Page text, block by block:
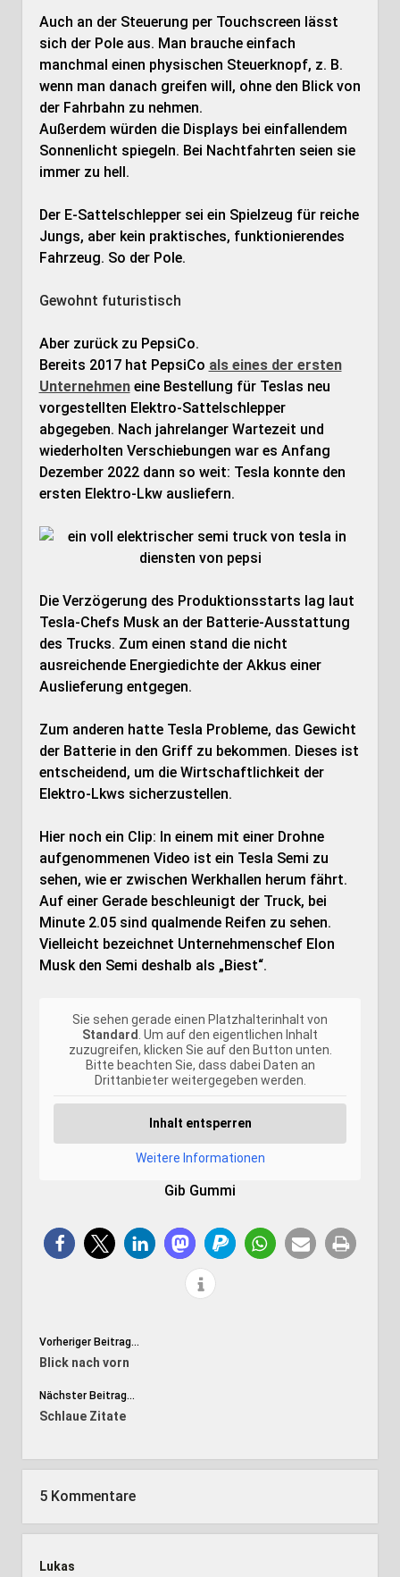
Auch an der Steuerung per Touchscreen lässt
sich der Pole aus. Man brauche einfach
manchmal einen physischen Steuerknopf, z. B.
wenn man danach greifen will, ohne den Blick von
der Fahrbahn zu nehmen.
Außerdem würden die Displays bei einfallendem
Sonnenlicht spiegeln. Bei Nachtfahrten seien sie
immer zu hell.
Der E-Sattelschlepper sei ein Spielzeug für reiche
Jungs, aber kein praktisches, funktionierendes
Fahrzeug. So der Pole.
Gewohnt futuristisch
Aber zurück zu PepsiCo.
Bereits 2017 hat PepsiCo als eines der ersten
Unternehmeneine Bestellung für Teslas neu
vorgestellten Elektro-Sattelschlepper
abgegeben. Nach jahrelanger Wartezeit und
wiederholten Verschiebungen war es Anfang
Dezember 2022 dann so weit: Tesla konnte den
ersten Elektro-Lkw ausliefern.
Die Verzögerung des Produktionsstarts lag laut
Tesla-Chefs Musk an der Batterie-Ausstattung
des Trucks. Zum einen stand die nicht
ausreichende Energiedichte der Akkus einer
Auslieferung entgegen.
Zum anderen hatte Tesla Probleme, das Gewicht
der Batterie in den Griff zu bekommen. Dieses ist
entscheidend, um die Wirtschaftlichkeit der
Elektro-Lkws sicherzustellen.
Hier noch ein Clip: In einem mit einer Drohne
aufgenommenen Video ist ein Tesla Semi zu
sehen, wie er zwischen Werkhallen herum fährt.
Auf einer Gerade beschleunigt der Truck, bei
Minute 2.05 sind qualmende Reifen zu sehen.
Vielleicht bezeichnet Unternehmenschef Elon
Musk den Semi deshalb als „Biest“.
Sie sehen gerade einen Platzhalterinhalt von
Standard . Um auf den eigentlichen Inhalt
zuzugreifen, klicken Sie auf den Button unten.
Bitte beachten Sie, dass dabei Daten an
Drittanbieter weitergegeben werden.
Inhalt entsperren
Weitere Informationen
Gib Gummi
Vorheriger Beitrag...
Blick nach vorn
Nächster Beitrag...
Schlaue Zitate
5 Kommentare
Lukas